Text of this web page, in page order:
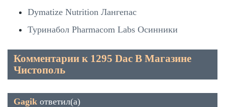
Dymatize Nutrition Лангепас
Туринабол Pharmacom Labs Осинники
Комментарии к 1295 Dac В Магазине
Чистополь
Gagik ответил(а)